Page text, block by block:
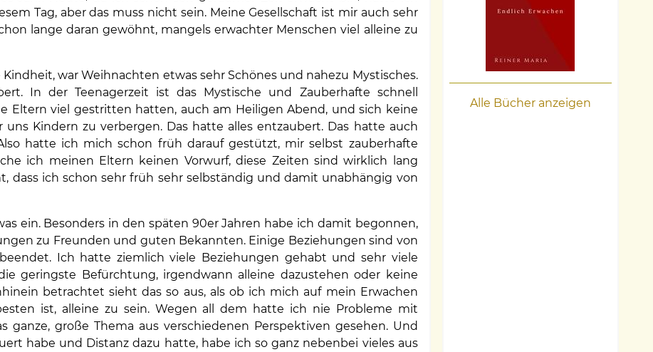
Tag, aber das muss nicht sein. Meine Gesellschaft ist mir auch sehr
lange daran gewöhnt, mangels erwachter Menschen viel alleine zu
war Weihnachten etwas sehr Schönes und nahezu Mystisches.
In der Teenagerzeit ist das Mystische und Zauberhafte schnell
Eltern viel gestritten hatten, auch am Heiligen Abend, und sich keine
Kindern zu verbergen. Das hatte alles entzaubert. Das hatte auch
hatte ich mich schon früh darauf gestützt, mir selbst zauberhafte
ich meinen Eltern keinen Vorwurf, diese Zeiten sind wirklich lang
dass ich schon sehr früh sehr selbständig und damit unabhängig von
ein. Besonders in den späten 90er Jahren habe ich damit begonnen,
zu Freunden und guten Bekannten. Einige Beziehungen sind von
Ich hatte ziemlich viele Beziehungen gehabt und sehr viele
geringste Befürchtung, irgendwann alleine dazustehen oder keine
betrachtet sieht das so aus, als ob ich mich auf mein Erwachen
ist, alleine zu sein. Wegen all dem hatte ich nie Probleme mit
große Thema aus verschiedenen Perspektiven gesehen. Und
habe und Distanz dazu hatte, habe ich so ganz nebenbei vieles aus
Alle Bücher anzeigen